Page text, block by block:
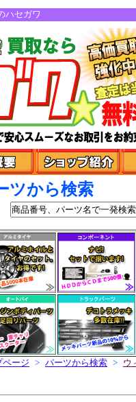
ハセガワ
ツから検索
ページ > パーツから検索 > ウ